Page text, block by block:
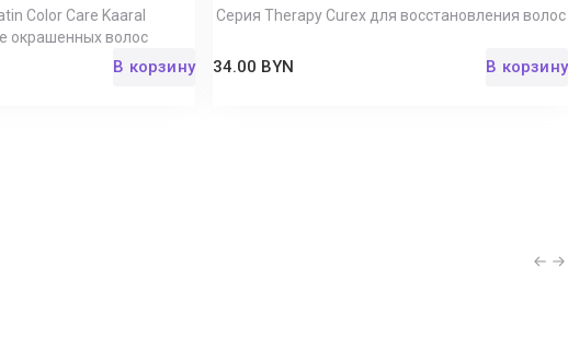
Color Care Kaaral
окрашенных волос
В корзину
Серия Therapy Curex для восстановления волос
34.00 BYN В корзину